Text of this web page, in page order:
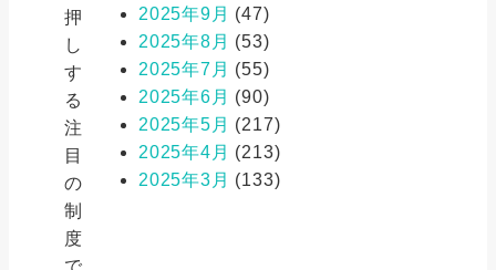
押
し
す
る
注
目
の
制
度
で
2025年9月 (47)
2025年8月 (53)
2025年7月 (55)
2025年6月 (90)
2025年5月 (217)
2025年4月 (213)
2025年3月 (133)